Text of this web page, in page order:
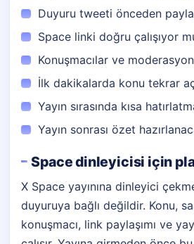
Duyuru tweeti önceden
Space linki doğru çalışıyor
Konuşmacılar ve
İlk dakikalarda konu tekrar
Yayın sırasında kısa
Yayın sonrası özet
Space dinleyicisi için
X Space yayınına dinleyici
duyuruya bağlı değildir. Konu,
konuşmacı, link paylaşımı ve